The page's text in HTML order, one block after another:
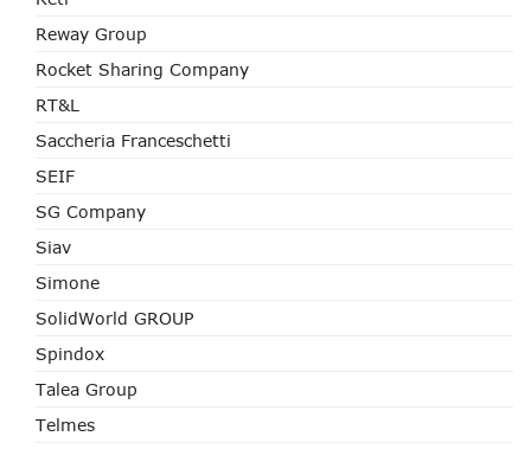
Reway Group
Rocket Sharing Company
RT&L
Saccheria Franceschetti
SEIF
SG Company
Siav
Simone
SolidWorld GROUP
Spindox
Talea Group
Telmes